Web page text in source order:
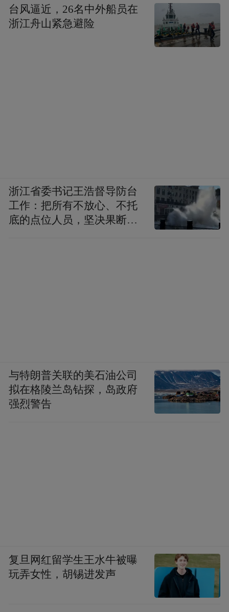
台风逼近，26名中外船员在
浙江舟山紧急避险
浙江省委书记王浩督导防台
工作：把所有不放心、不托
底的点位人员，坚决果断转
与特朗普关联的美石油公司
拟在格陵兰岛钻探，岛政府
强烈警告
复旦网红留学生王水牛被曝
玩弄女性，胡锡进发声